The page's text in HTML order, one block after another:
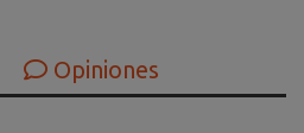
Opiniones